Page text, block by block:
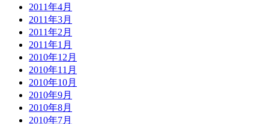
2011年4月
2011年3月
2011年2月
2011年1月
2010年12月
2010年11月
2010年10月
2010年9月
2010年8月
2010年7月